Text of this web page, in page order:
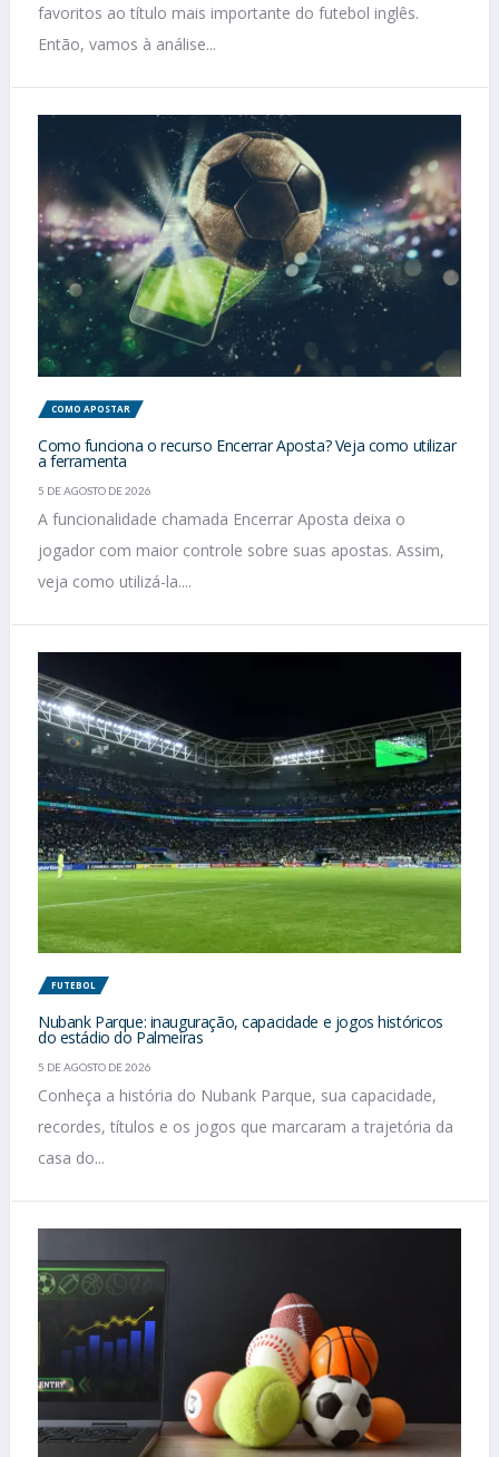
favoritos ao título mais importante do futebol inglês.
Então, vamos à análise...
COMO APOSTAR
Como funciona o recurso Encerrar Aposta? Veja como utilizar
a ferramenta
5 DE AGOSTO DE 2026
A funcionalidade chamada Encerrar Aposta deixa o
jogador com maior controle sobre suas apostas. Assim,
veja como utilizá-la....
FUTEBOL
Nubank Parque: inauguração, capacidade e jogos históricos
do estádio do Palmeiras
5 DE AGOSTO DE 2026
Conheça a história do Nubank Parque, sua capacidade,
recordes, títulos e os jogos que marcaram a trajetória da
casa do...